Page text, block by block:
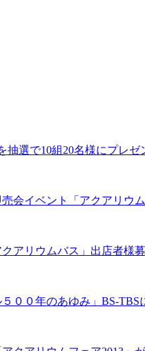
選で10組20名様にプレゼ
会イベント「アクアリウ
アリウムバス」出店者様
００年のあゆみ」BS-TBS